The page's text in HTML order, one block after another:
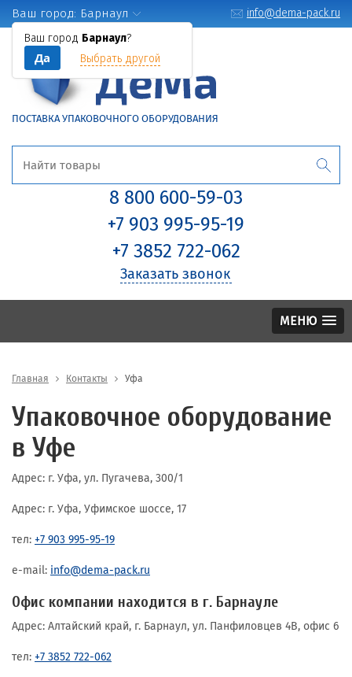
Ваш город: Барнаул
Ваш город Барнаул?
Да Выбрать другой
info@dema-pack.ru
ПОСТАВКА УПАКОВОЧНОГО ОБОРУДОВАНИЯ
8 800 600-59-03
+7 903 995-95-19
+7 3852 722-062
Заказать звонок
МЕНЮ
Главная Контакты Уфа
Упаковочное оборудование
в Уфе
Адрес: г. Уфа, ул. Пугачева, 300/1
Адрес: г. Уфа, Уфимское шоссе, 17
тел: +7 903 995-95-19
e-mail: info@dema-pack.ru
Офис компании находится в г. Барнауле
Адрес: Алтайский край, г. Барнаул, ул. Панфиловцев 4В, офис 6
тел: +7 3852 722-062